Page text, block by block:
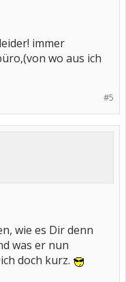
immer
wo aus ich
#5
wie es Dir denn
was er nun
doch kurz.